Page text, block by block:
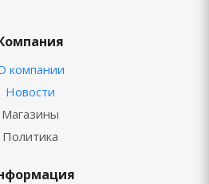
компании
Новости
Магазины
Политика